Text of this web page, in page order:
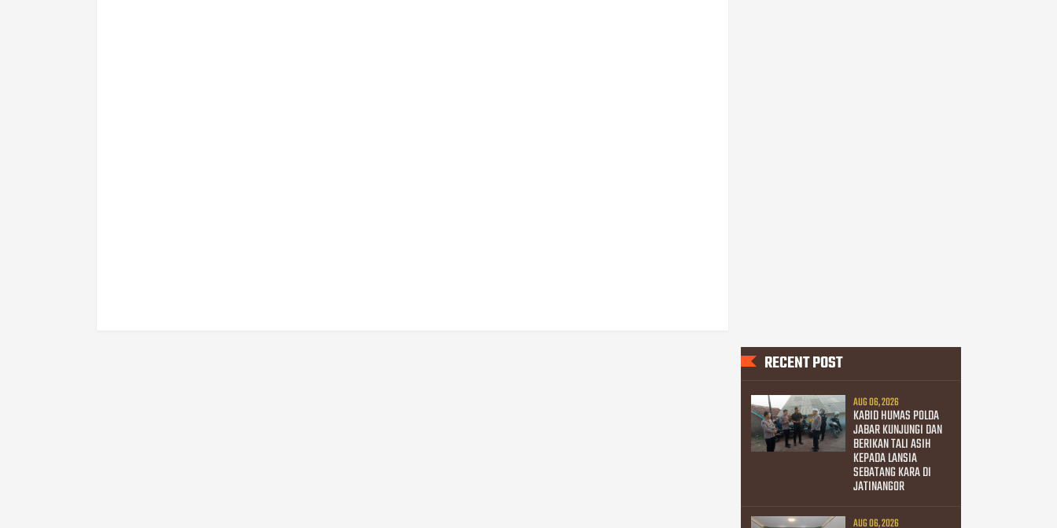
RECENT POST
AUG 06, 2026
KABID HUMAS POLDA
JABAR KUNJUNGI DAN
BERIKAN TALI ASIH
KEPADA LANSIA
SEBATANG KARA DI
JATINANGOR
AUG 06, 2026